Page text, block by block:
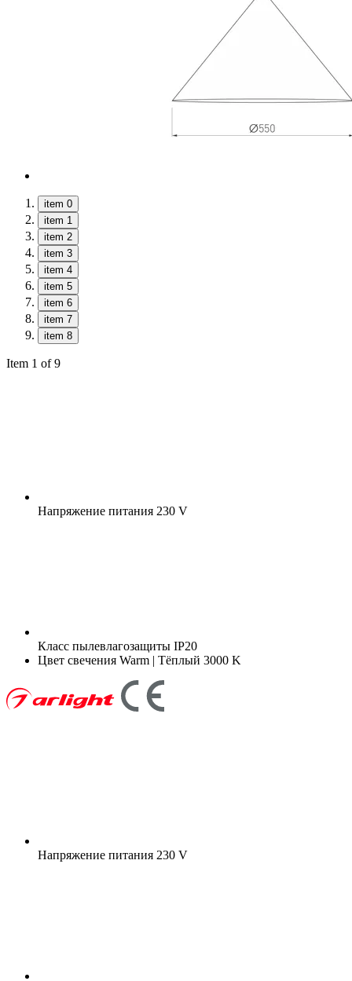
item 0
item 1
item 2
item 3
item 4
item 5
item 6
item 7
item 8
Item 1 of 9
Напряжение питания 230 V
Класс пылевлагозащиты IP20
Цвет свечения Warm | Тёплый 3000 K
Напряжение питания 230 V